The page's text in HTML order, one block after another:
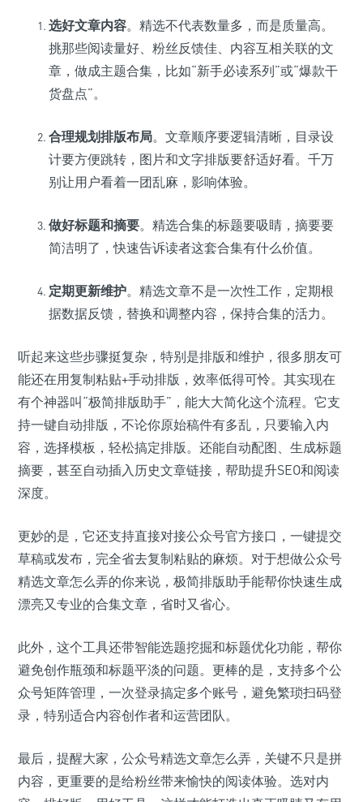
选好文章内容。精选不代表数量多，而是质量高。
挑那些阅读量好、粉丝反馈佳、内容互相关联的文
章，做成主题合集，比如“新手必读系列”或“爆款干
货盘点”。
合理规划排版布局。文章顺序要逻辑清晰，目录设
计要方便跳转，图片和文字排版要舒适好看。千万
别让用户看着一团乱麻，影响体验。
做好标题和摘要。精选合集的标题要吸睛，摘要要
简洁明了，快速告诉读者这套合集有什么价值。
定期更新维护。精选文章不是一次性工作，定期根
据数据反馈，替换和调整内容，保持合集的活力。
听起来这些步骤挺复杂，特别是排版和维护，很多朋友可
能还在用复制粘贴+手动排版，效率低得可怜。其实现在
有个神器叫“极简排版助手”，能大大简化这个流程。它支
持一键自动排版，不论你原始稿件有多乱，只要输入内
容，选择模板，轻松搞定排版。还能自动配图、生成标题
摘要，甚至自动插入历史文章链接，帮助提升SEO和阅读
深度。
更妙的是，它还支持直接对接公众号官方接口，一键提交
草稿或发布，完全省去复制粘贴的麻烦。对于想做公众号
精选文章怎么弄的你来说，极简排版助手能帮你快速生成
漂亮又专业的合集文章，省时又省心。
此外，这个工具还带智能选题挖掘和标题优化功能，帮你
避免创作瓶颈和标题平淡的问题。更棒的是，支持多个公
众号矩阵管理，一次登录搞定多个账号，避免繁琐扫码登
录，特别适合内容创作者和运营团队。
最后，提醒大家，公众号精选文章怎么弄，关键不只是拼
内容，更重要的是给粉丝带来愉快的阅读体验。选对内